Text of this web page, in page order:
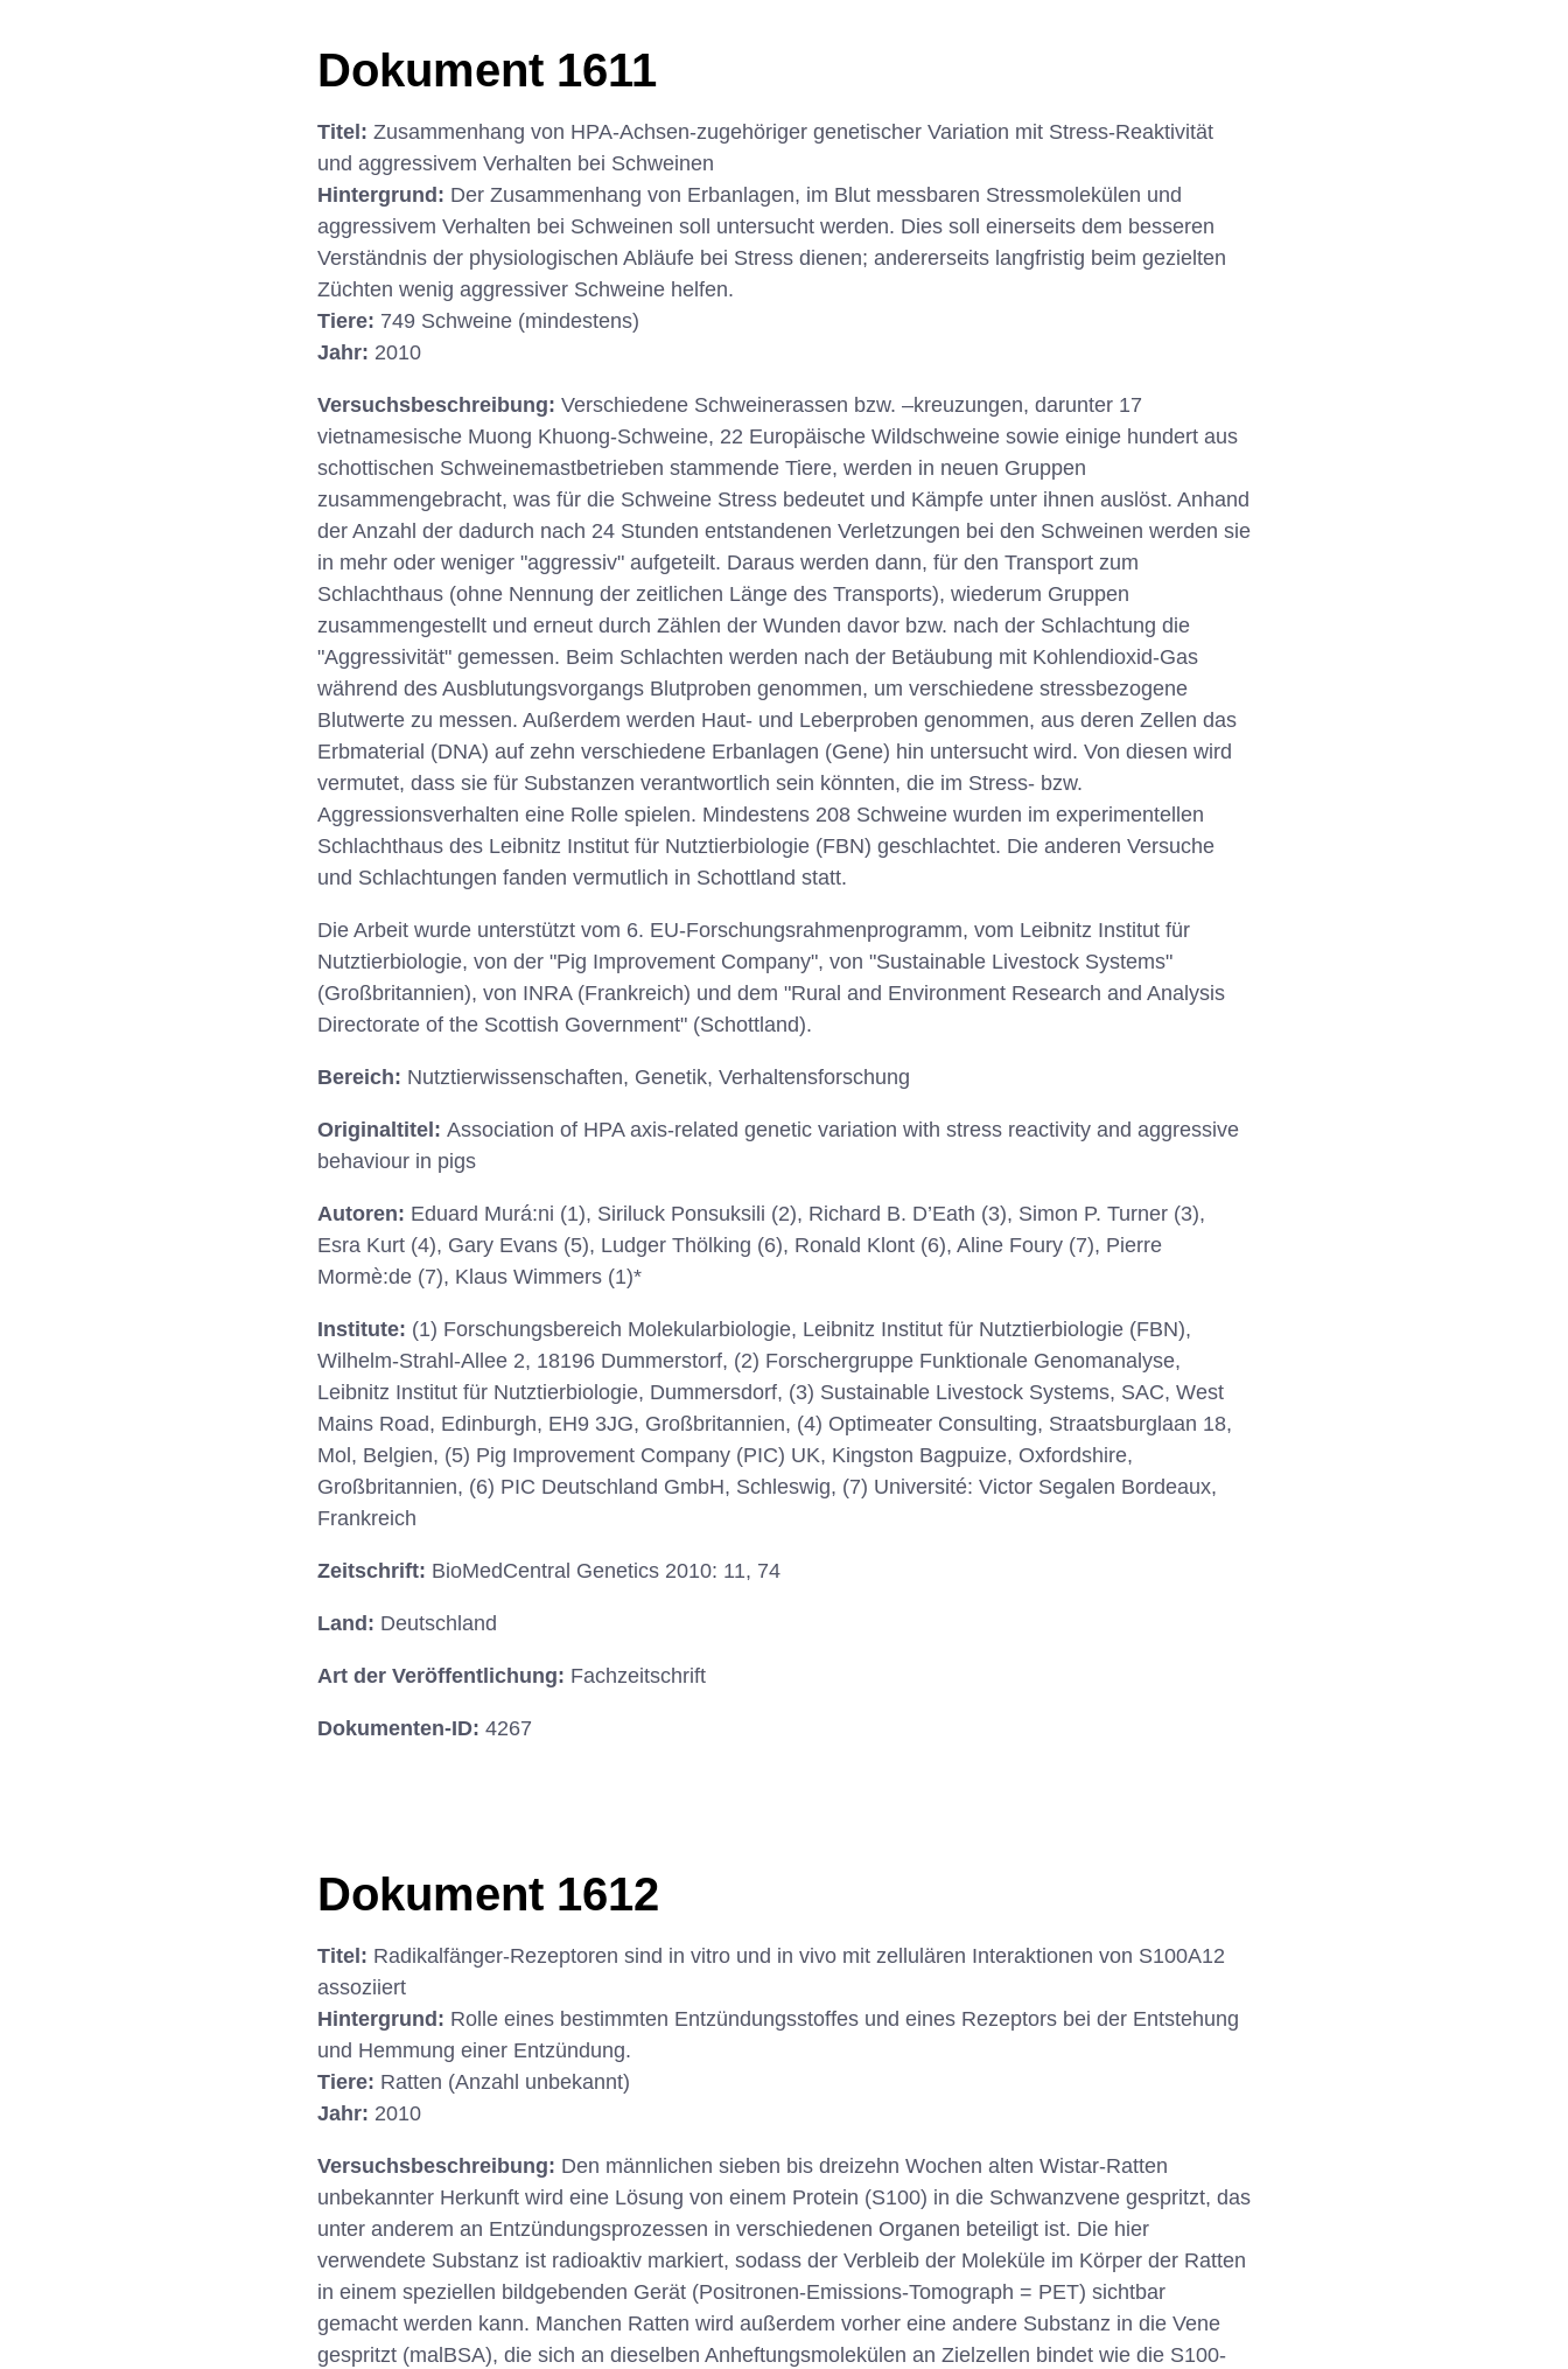
Dokument 1611
Titel: Zusammenhang von HPA-Achsen-zugehöriger genetischer Variation mit Stress-Reaktivität
und aggressivem Verhalten bei Schweinen
Hintergrund: Der Zusammenhang von Erbanlagen, im Blut messbaren Stressmolekülen und
aggressivem Verhalten bei Schweinen soll untersucht werden. Dies soll einerseits dem besseren
Verständnis der physiologischen Abläufe bei Stress dienen; andererseits langfristig beim gezielten
Züchten wenig aggressiver Schweine helfen.
Tiere: 749 Schweine (mindestens)
Jahr: 2010
Versuchsbeschreibung: Verschiedene Schweinerassen bzw. –kreuzungen, darunter 17
vietnamesische Muong Khuong-Schweine, 22 Europäische Wildschweine sowie einige hundert aus
schottischen Schweinemastbetrieben stammende Tiere, werden in neuen Gruppen
zusammengebracht, was für die Schweine Stress bedeutet und Kämpfe unter ihnen auslöst. Anhand
der Anzahl der dadurch nach 24 Stunden entstandenen Verletzungen bei den Schweinen werden sie
in mehr oder weniger "aggressiv" aufgeteilt. Daraus werden dann, für den Transport zum
Schlachthaus (ohne Nennung der zeitlichen Länge des Transports), wiederum Gruppen
zusammengestellt und erneut durch Zählen der Wunden davor bzw. nach der Schlachtung die
"Aggressivität" gemessen. Beim Schlachten werden nach der Betäubung mit Kohlendioxid-Gas
während des Ausblutungsvorgangs Blutproben genommen, um verschiedene stressbezogene
Blutwerte zu messen. Außerdem werden Haut- und Leberproben genommen, aus deren Zellen das
Erbmaterial (DNA) auf zehn verschiedene Erbanlagen (Gene) hin untersucht wird. Von diesen wird
vermutet, dass sie für Substanzen verantwortlich sein könnten, die im Stress- bzw.
Aggressionsverhalten eine Rolle spielen. Mindestens 208 Schweine wurden im experimentellen
Schlachthaus des Leibnitz Institut für Nutztierbiologie (FBN) geschlachtet. Die anderen Versuche
und Schlachtungen fanden vermutlich in Schottland statt.
Die Arbeit wurde unterstützt vom 6. EU-Forschungsrahmenprogramm, vom Leibnitz Institut für
Nutztierbiologie, von der "Pig Improvement Company", von "Sustainable Livestock Systems"
(Großbritannien), von INRA (Frankreich) und dem "Rural and Environment Research and Analysis
Directorate of the Scottish Government" (Schottland).
Bereich: Nutztierwissenschaften, Genetik, Verhaltensforschung
Originaltitel: Association of HPA axis-related genetic variation with stress reactivity and aggressive
behaviour in pigs
Autoren: Eduard Murá:ni (1), Siriluck Ponsuksili (2), Richard B. D’Eath (3), Simon P. Turner (3),
Esra Kurt (4), Gary Evans (5), Ludger Thölking (6), Ronald Klont (6), Aline Foury (7), Pierre
Mormè:de (7), Klaus Wimmers (1)*
Institute: (1) Forschungsbereich Molekularbiologie, Leibnitz Institut für Nutztierbiologie (FBN),
Wilhelm-Strahl-Allee 2, 18196 Dummerstorf, (2) Forschergruppe Funktionale Genomanalyse,
Leibnitz Institut für Nutztierbiologie, Dummersdorf, (3) Sustainable Livestock Systems, SAC, West
Mains Road, Edinburgh, EH9 3JG, Großbritannien, (4) Optimeater Consulting, Straatsburglaan 18,
Mol, Belgien, (5) Pig Improvement Company (PIC) UK, Kingston Bagpuize, Oxfordshire,
Großbritannien, (6) PIC Deutschland GmbH, Schleswig, (7) Université: Victor Segalen Bordeaux,
Frankreich
Zeitschrift: BioMedCentral Genetics 2010: 11, 74
Land: Deutschland
Art der Veröffentlichung: Fachzeitschrift
Dokumenten-ID: 4267
Dokument 1612
Titel: Radikalfänger-Rezeptoren sind in vitro und in vivo mit zellulären Interaktionen von S100A12
assoziiert
Hintergrund: Rolle eines bestimmten Entzündungsstoffes und eines Rezeptors bei der Entstehung
und Hemmung einer Entzündung.
Tiere: Ratten (Anzahl unbekannt)
Jahr: 2010
Versuchsbeschreibung: Den männlichen sieben bis dreizehn Wochen alten Wistar-Ratten
unbekannter Herkunft wird eine Lösung von einem Protein (S100) in die Schwanzvene gespritzt, das
unter anderem an Entzündungsprozessen in verschiedenen Organen beteiligt ist. Die hier
verwendete Substanz ist radioaktiv markiert, sodass der Verbleib der Moleküle im Körper der Ratten
in einem speziellen bildgebenden Gerät (Positronen-Emissions-Tomograph = PET) sichtbar
gemacht werden kann. Manchen Ratten wird außerdem vorher eine andere Substanz in die Vene
gespritzt (malBSA), die sich an dieselben Anheftungsmolekülen an Zielzellen bindet wie die S100-